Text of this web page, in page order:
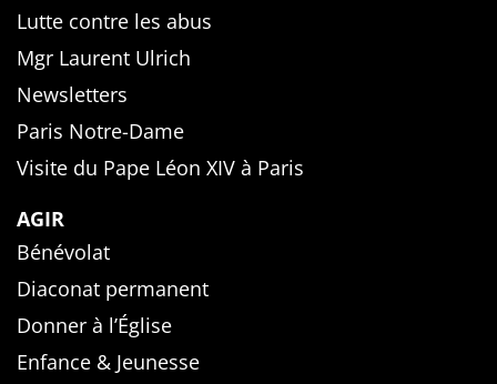
Lutte contre les abus
Mgr Laurent Ulrich
Newsletters
Paris Notre-Dame
Visite du Pape Léon XIV à Paris
AGIR
Bénévolat
Diaconat permanent
Donner à l’Église
Enfance & Jeunesse